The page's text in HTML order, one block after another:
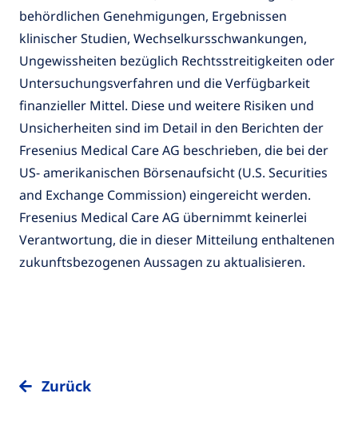
behördlichen Genehmigungen, Ergebnissen
klinischer Studien, Wechselkursschwankungen,
Ungewissheiten bezüglich Rechtsstreitigkeiten oder
Untersuchungsverfahren und die Verfügbarkeit
finanzieller Mittel. Diese und weitere Risiken und
Unsicherheiten sind im Detail in den Berichten der
Fresenius Medical Care AG beschrieben, die bei der
US- amerikanischen Börsenaufsicht (U.S. Securities
and Exchange Commission) eingereicht werden.
Fresenius Medical Care AG übernimmt keinerlei
Verantwortung, die in dieser Mitteilung enthaltenen
zukunftsbezogenen Aussagen zu aktualisieren.
Zurück